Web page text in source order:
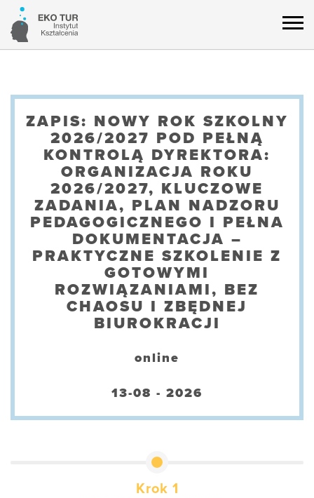
ZAPIS: NOWY ROK SZKOLNY
2026/2027 POD PEŁNĄ
KONTROLĄ DYREKTORA:
ORGANIZACJA ROKU
2026/2027, KLUCZOWE
ZADANIA, PLAN NADZORU
PEDAGOGICZNEGO I PEŁNA
DOKUMENTACJA –
PRAKTYCZNE SZKOLENIE Z
GOTOWYMI
ROZWIĄZANIAMI, BEZ
CHAOSU I ZBĘDNEJ
BIUROKRACJI
online
13-08 - 2026
Krok 1